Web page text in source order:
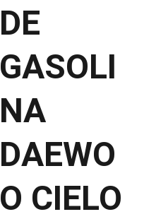
DE
GASOLI
NA
DAEWO
O CIELO